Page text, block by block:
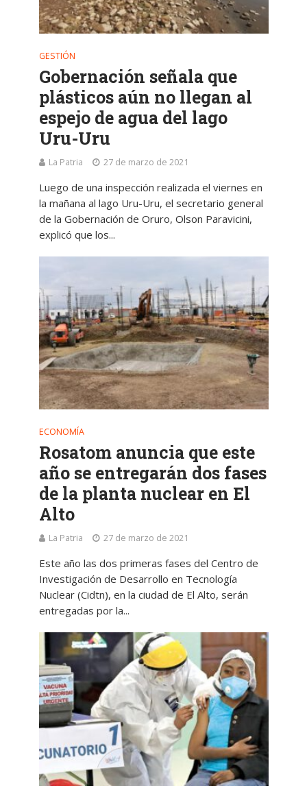
GESTIÓN
Gobernación señala que
plásticos aún no llegan al
espejo de agua del lago
Uru-Uru
La Patria 27 de marzo de 2021
Luego de una inspección realizada el viernes en
la mañana al lago Uru-Uru, el secretario general
de la Gobernación de Oruro, Olson Paravicini,
explicó que los...
ECONOMÍA
Rosatom anuncia que este
año se entregarán dos fases
de la planta nuclear en El
Alto
La Patria 27 de marzo de 2021
Este año las dos primeras fases del Centro de
Investigación de Desarrollo en Tecnología
Nuclear (Cidtn), en la ciudad de El Alto, serán
entregadas por la...